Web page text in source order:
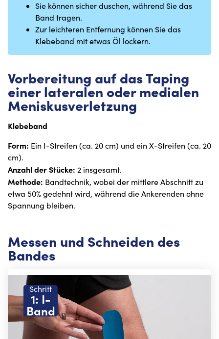
Sie können sicher duschen, während Sie das
Band tragen.
Zur leichteren Entfernung können Sie das
Klebeband mit etwas Öl lockern.
Vorbereitung auf das Taping
einer lateralen oder medialen
Meniskusverletzung
Klebeband
Form: Ein I-Streifen (ca. 20 cm) und ein X-Streifen (ca. 20
cm).
Anzahl der Stücke: 2 insgesamt.
Methode: Bandtechnik, wobei der mittlere Abschnitt zu
etwa 50% gedehnt wird, während die Ankerenden ohne
Spannung bleiben.
Messen und Schneiden des
Bandes
Schritt
1: I-
Band